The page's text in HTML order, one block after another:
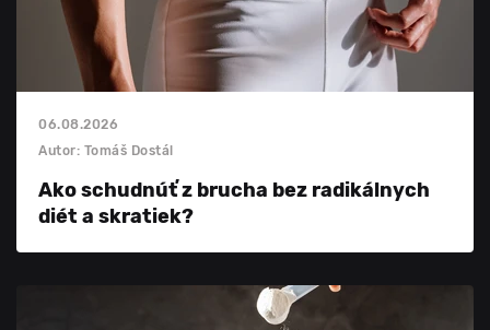
06.08.2026
Autor: Tomáš Dostál
Ako schudnúť z brucha bez radikálnych
diét a skratiek?